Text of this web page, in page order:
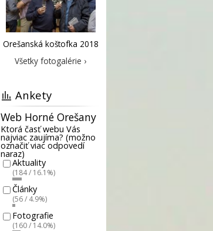
Orešanská koštofka 2018
Všetky fotogalérie ›
Ankety
Web Horné Orešany
Ktorá časť webu Vás
najviac zaujíma? (možno
označiť viac odpovedí
naraz)
Aktuality
(184 / 16.1%)
Články
(56 / 4.9%)
Fotografie
(160 / 14.0%)